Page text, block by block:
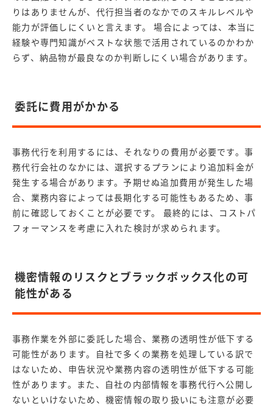
りはありませんが、代行担当者のなかでのスキルレベルや
能力が評価しにくいと言えます。 場合によっては、本当に
経験や専門知識がベストな状態で活用されているのかわか
らず、納品物が最良なのか判断しにくい場合があります。
委託に費用がかかる
事務代行を利用するには、それなりの費用が必要です。事
務代行会社のなかには、選択するプランにより追加料金が
発生する場合があります。予期せぬ追加費用が発生した場
合、業務内容によっては長期化する可能性もあるため、事
前に確認しておくことが必要です。 最終的には、コストパ
フォーマンスを考慮に入れた検討が求められます。
機密情報のリスクとブラックボックス化の可
能性がある
事務作業を外部に委託した場合、業務の透明性が低下する
可能性があります。自社で多くの業務を処理している訳で
はないため、申告状況や業務内容の透明性が低下する可能
性があります。また、自社の内部情報を事務代行へ公開し
ないといけないため、機密情報の取り扱いにも注意が必要